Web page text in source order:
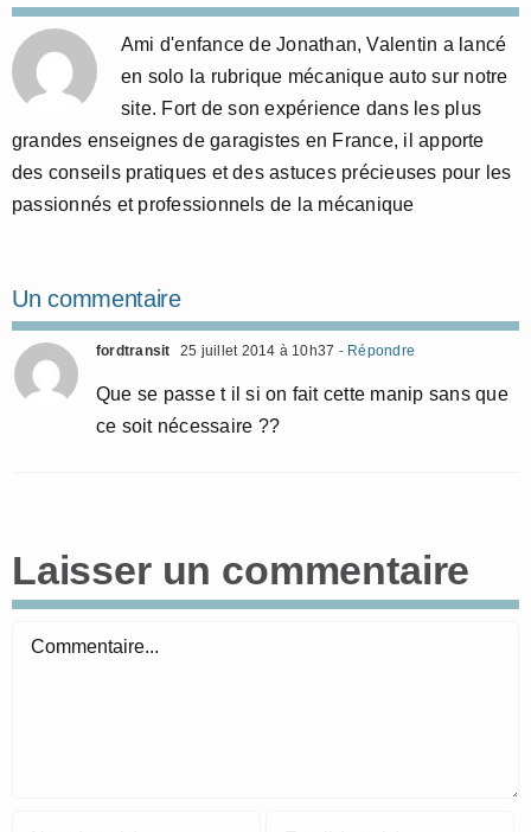
Ami d'enfance de Jonathan, Valentin a lancé
en solo la rubrique mécanique auto sur notre
site. Fort de son expérience dans les plus
grandes enseignes de garagistes en France, il apporte
des conseils pratiques et des astuces précieuses pour les
passionnés et professionnels de la mécanique
Un commentaire
fordtransit 25 juillet 2014 à 10h37 - Répondre
Que se passe t il si on fait cette manip sans que
ce soit nécessaire ??
Laisser un commentaire
Commentaire